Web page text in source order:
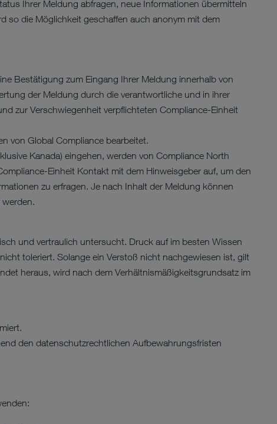
Ihrer Meldung abfragen, neue Informationen übermitteln
so die Möglichkeit geschaffen auch anonym mit dem
Bestätigung zum Eingang Ihrer Meldung innerhalb von
der Meldung durch die verantwortliche und in ihrer
zur Verschwiegenheit verpflichteten Compliance-Einheit
von Global Compliance bearbeitet.
Kanada) eingehen, werden von Compliance North
Einheit Kontakt mit dem Hinweisgeber auf, um den
zu erfragen. Je nach Inhalt der Meldung können
und vertraulich untersucht. Druck auf im besten Wissen
toleriert. Solange ein Verstoß nicht nachgewiesen ist, gilt
heraus, wird nach dem Verhältnismäßigkeitsgrundsatz im
den datenschutzrechtlichen Aufbewahrungsfristen